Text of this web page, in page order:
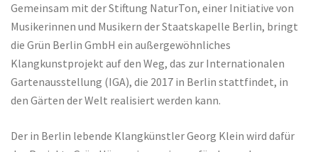
Gemeinsam mit der Stiftung NaturTon, einer Initiative von
Musikerinnen und Musikern der Staatskapelle Berlin, bringt
die Grün Berlin GmbH ein außergewöhnliches
Klangkunstprojekt auf den Weg, das zur Internationalen
Gartenausstellung (IGA), die 2017 in Berlin stattfindet, in
den Gärten der Welt realisiert werden kann.
Der in Berlin lebende Klangkünstler Georg Klein wird dafür